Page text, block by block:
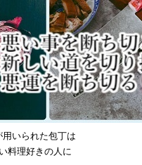
用いられた包丁は
料理好きの人に